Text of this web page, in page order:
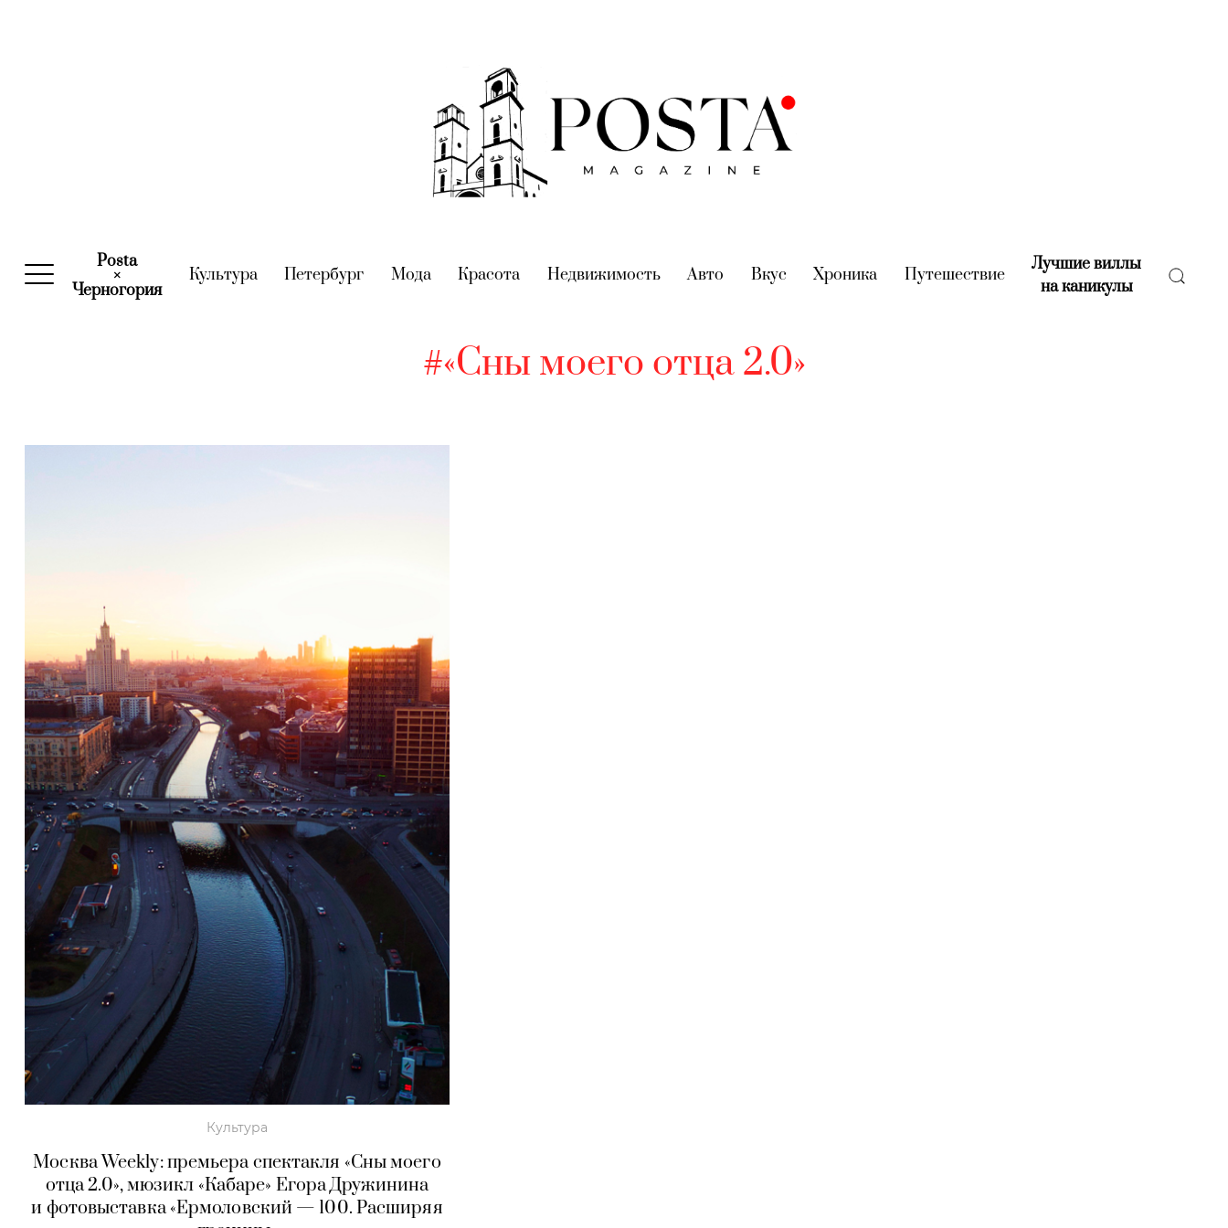
Posta
×
Черногория(current)
Культура(current)
Петербург (current)
Мода(current)
Красота (current)
Недвижимость(current)
Авто (current)
Вкус (current)
Хроника (current)
Путешествие(current)
Лучшие виллы
на каникулы(current)
#«Сны моего отца 2.0»
Культура
Москва Weekly: премьера спектакля «Сны моего
отца 2.0», мюзикл «Кабаре» Егора Дружинина
и фотовыставка «Ермоловский — 100. Расширяя